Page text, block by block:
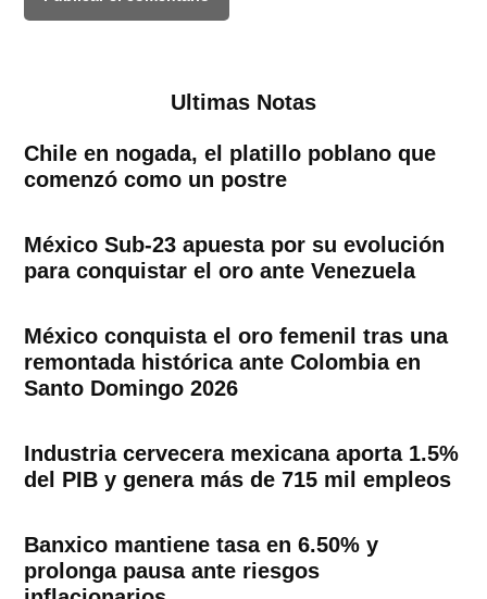
Ultimas Notas
Chile en nogada, el platillo poblano que
comenzó como un postre
México Sub-23 apuesta por su evolución
para conquistar el oro ante Venezuela
México conquista el oro femenil tras una
remontada histórica ante Colombia en
Santo Domingo 2026
Industria cervecera mexicana aporta 1.5%
del PIB y genera más de 715 mil empleos
Banxico mantiene tasa en 6.50% y
prolonga pausa ante riesgos